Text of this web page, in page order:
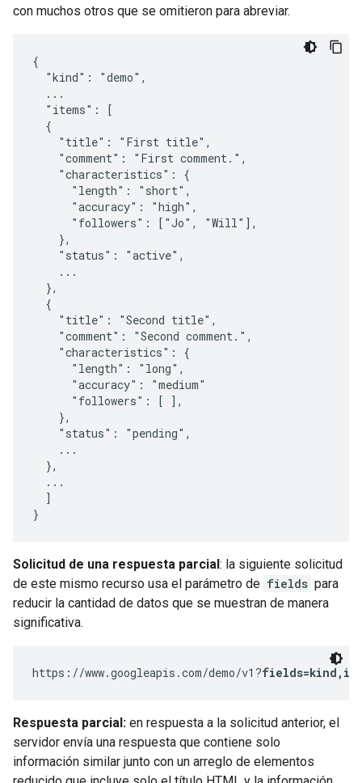
con muchos otros que se omitieron para abreviar.
{
  "kind": "demo",
  ...
  "items": [
  {
    "title": "First title",
    "comment": "First comment.",
    "characteristics": {
      "length": "short",
      "accuracy": "high",
      "followers": ["Jo", "Will"],
    },
    "status": "active",
    ...
  },
  {
    "title": "Second title",
    "comment": "Second comment.",
    "characteristics": {
      "length": "long",
      "accuracy": "medium"
      "followers": [ ],
    },
    "status": "pending",
    ...
  },
  ...
  ]
}
Solicitud de una respuesta parcial: la siguiente solicitud
de este mismo recurso usa el parámetro de fields para
reducir la cantidad de datos que se muestran de manera
significativa.
https://www.googleapis.com/demo/v1?
Respuesta parcial: en respuesta a la solicitud anterior, el
servidor envía una respuesta que contiene solo
información similar junto con un arreglo de elementos